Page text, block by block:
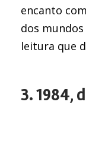
encanto
dos
leitura que
3. 1984,